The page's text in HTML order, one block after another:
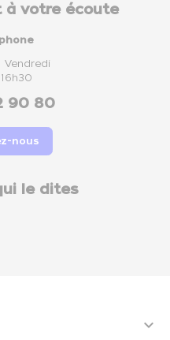
à votre écoute
Vendredi
90 80
nous
le dites
